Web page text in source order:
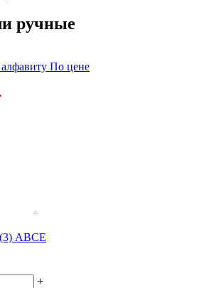
ручные
По цене
АВСЕ
+